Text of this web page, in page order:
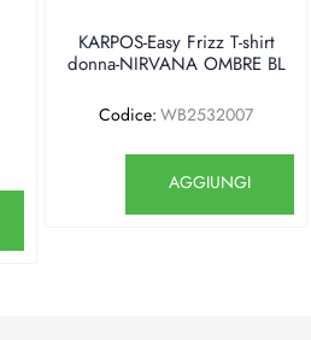
KARPOS-Easy Frizz T-shirt
donna-NIRVANA OMBRE BL
Codice: WB2532007
AGGIUNGI